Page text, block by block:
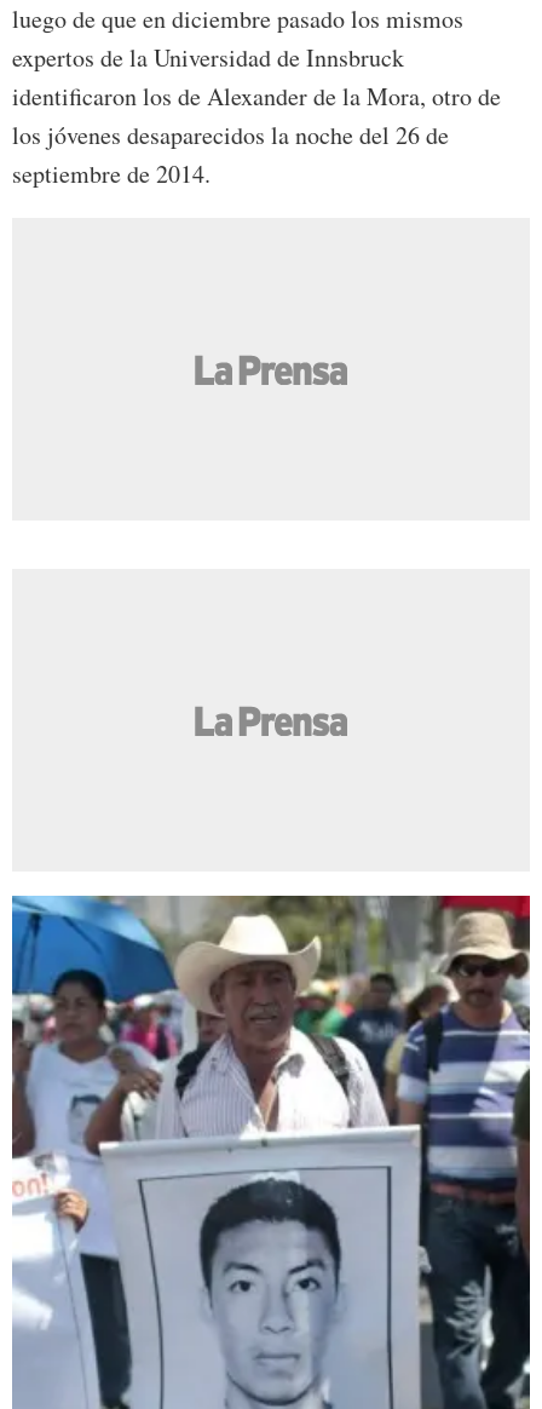
luego de que en diciembre pasado los mismos
expertos de la Universidad de Innsbruck
identificaron los de Alexander de la Mora, otro de
los jóvenes desaparecidos la noche del 26 de
septiembre de 2014.